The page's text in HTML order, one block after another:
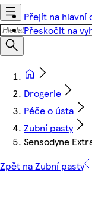
Přejít na hlavní
Přeskočit na
Drogerie
Péče o ústa
Zubní pasty
Sensodyne
Zpět na Zubní pasty